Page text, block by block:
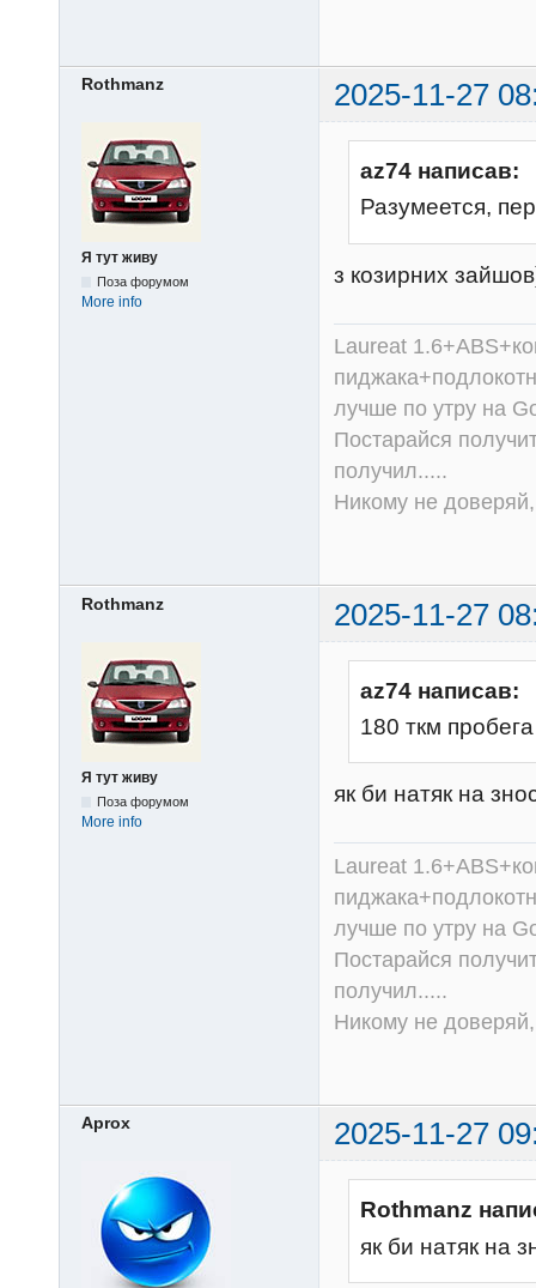
Rothmanz 2025-11-27
Я тут живу
Поза форумом
More info
az74 написав:
Разумеется,
з козирних
Laureat
лучше по утру на
Постарайся
получил.....
Никому не
Rothmanz 2025-11-27
Я тут живу
Поза форумом
More info
az74 написав:
180 ткм пробега
як би натяк на
Laureat
лучше по утру на
Постарайся
получил.....
Никому не
Aprox 2025-11-27
Rothmanz
як би натяк на